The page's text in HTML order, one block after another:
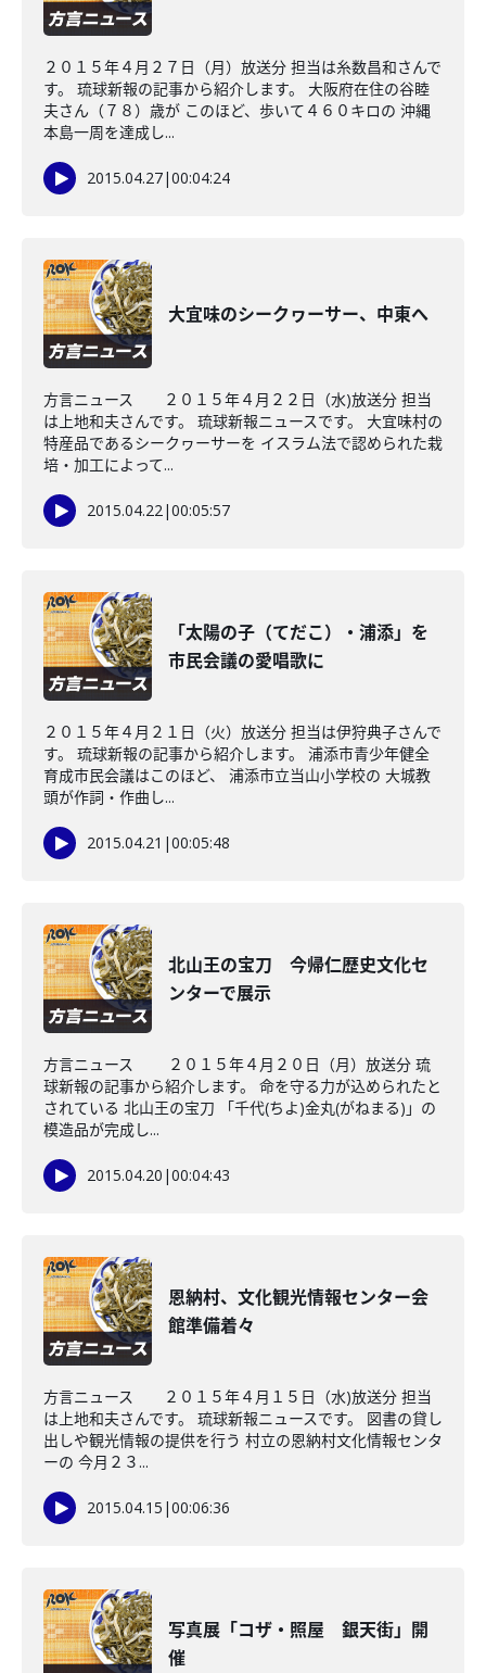
２０１５年４月２７日（月）放送分 担当は糸数昌和さんで
す。 琉球新報の記事から紹介します。 大阪府在住の谷睦
夫さん（７８）歳が このほど、歩いて４６０キロの 沖縄
本島一周を達成し...
2015.04.27|00:04:24
大宜味のシークヮーサー、中東へ
方言ニュース ２０１５年４月２２日（水)放送分 担当
は上地和夫さんです。 琉球新報ニュースです。 大宜味村の
特産品であるシークヮーサーを イスラム法で認められた栽
培・加工によって...
2015.04.22|00:05:57
「太陽の子（てだこ）・浦添」を
市民会議の愛唱歌に
２０１５年４月２１日（火）放送分 担当は伊狩典子さんで
す。 琉球新報の記事から紹介します。 浦添市青少年健全
育成市民会議はこのほど、 浦添市立当山小学校の 大城教
頭が作詞・作曲し...
2015.04.21 |00:05:48
北山王の宝刀 今帰仁歴史文化セ
ンターで展示
方言ニュース ２０１５年４月２０日（月）放送分 琉
球新報の記事から紹介します。 命を守る力が込められたと
されている 北山王の宝刀 「千代(ちよ)金丸(がねまる)」の
模造品が完成し...
2015.04.20 |00:04:43
恩納村、文化観光情報センター会
館準備着々
方言ニュース ２０１５年４月１５日（水)放送分 担当
は上地和夫さんです。 琉球新報ニュースです。 図書の貸し
出しや観光情報の提供を行う 村立の恩納村文化情報センタ
ーの 今月２３...
2015.04.15 |00:06:36
写真展「コザ・照屋 銀天街」開
催